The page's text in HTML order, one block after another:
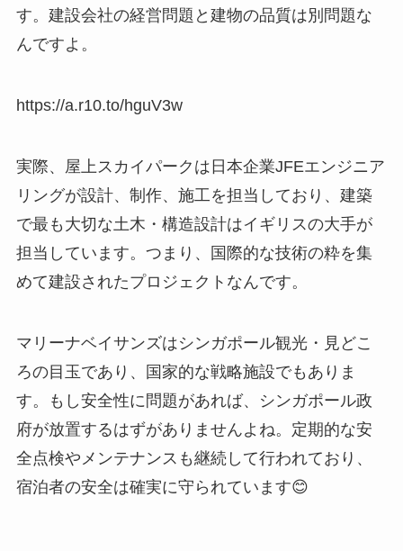
す。建設会社の経営問題と建物の品質は別問題な
んですよ。
https://a.r10.to/hguV3w
実際、屋上スカイパークは日本企業JFEエンジニア
リングが設計、制作、施工を担当しており、建築
で最も大切な土木・構造設計はイギリスの大手が
担当しています。つまり、国際的な技術の粋を集
めて建設されたプロジェクトなんです。
マリーナベイサンズはシンガポール観光・見どこ
ろの目玉であり、国家的な戦略施設でもありま
す。もし安全性に問題があれば、シンガポール政
府が放置するはずがありませんよね。定期的な安
全点検やメンテナンスも継続して行われており、
宿泊者の安全は確実に守られています😊